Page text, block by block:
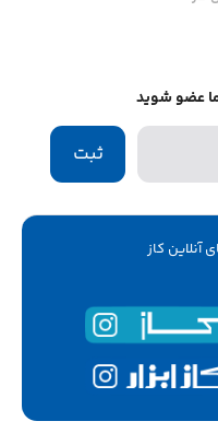
عضو شوید
ثبت
آنلاین کاز